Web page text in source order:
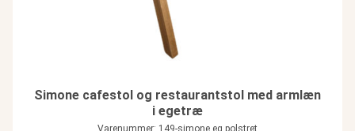
Simone cafestol og restaurantstol med armlæn
i egetræ